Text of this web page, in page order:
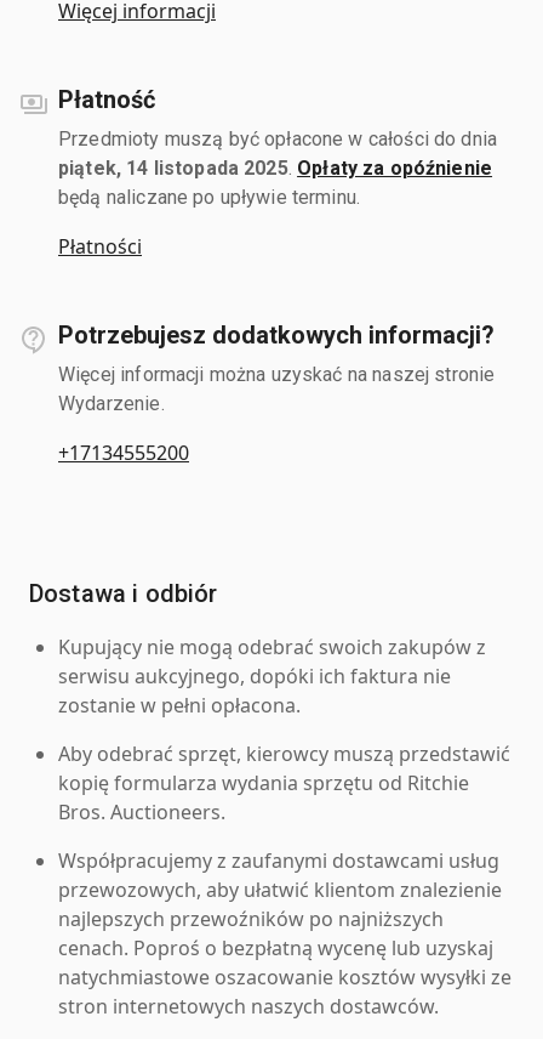
Więcej informacji
Płatność
Przedmioty muszą być opłacone w całości do dnia
piątek, 14 listopada 2025. Opłaty za opóźnienie
będą naliczane po upływie terminu.
Płatności
Potrzebujesz dodatkowych informacji?
Więcej informacji można uzyskać na naszej stronie
Wydarzenie.
+17134555200
Dostawa i odbiór
Kupujący nie mogą odebrać swoich zakupów z
serwisu aukcyjnego, dopóki ich faktura nie
zostanie w pełni opłacona.
Aby odebrać sprzęt, kierowcy muszą przedstawić
kopię formularza wydania sprzętu od Ritchie
Bros. Auctioneers.
Współpracujemy z zaufanymi dostawcami usług
przewozowych, aby ułatwić klientom znalezienie
najlepszych przewoźników po najniższych
cenach. Poproś o bezpłatną wycenę lub uzyskaj
natychmiastowe oszacowanie kosztów wysyłki ze
stron internetowych naszych dostawców.